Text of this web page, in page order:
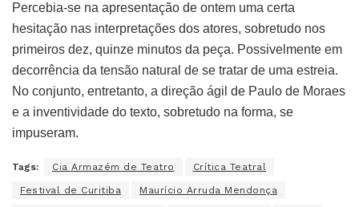
Percebia-se na apresentação de ontem uma certa
hesitação nas interpretações dos atores, sobretudo nos
primeiros dez, quinze minutos da peça. Possivelmente em
decorrência da tensão natural de se tratar de uma estreia.
No conjunto, entretanto, a direção ágil de Paulo de Moraes
e a inventividade do texto, sobretudo na forma, se
impuseram.
Tags: Cia Armazém de Teatro Crítica Teatral
Festival de Curitiba Maurício Arruda Mendonça